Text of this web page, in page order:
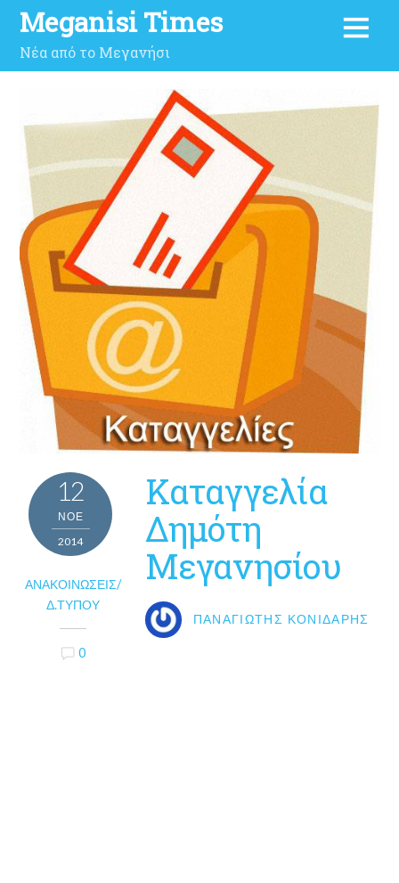
Meganisi Times
Νέα από το Μεγανήσι
12
ΝΟΈ
2014
ΑΝΑΚΟΙΝΏΣΕΙΣ/
Δ.ΤΎΠΟΥ
0
Καταγγελία
Δημότη
Μεγανησίου
ΠΑΝΑΓΙΏΤΗΣ ΚΟΝΙΔΆΡΗΣ